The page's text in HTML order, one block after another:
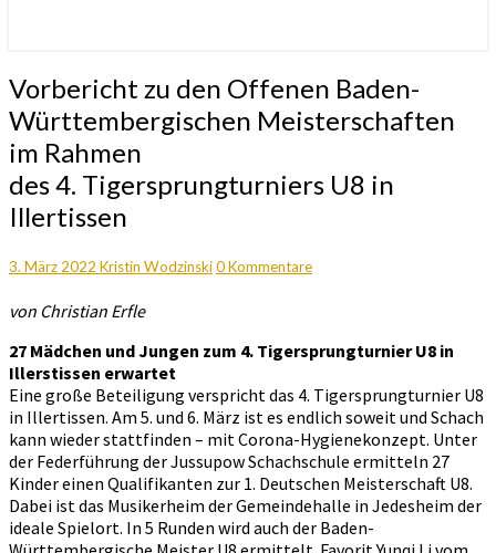
Vorbericht
zu
den
Offenen
Baden-
Württembergischen
Meisterschaften
Rahmen
des
4.
Tigersprungturniers
U8
in
Illertissen
Vorbericht zu den Offenen Baden-
Württembergischen Meisterschaften
im Rahmen
des 4. Tigersprungturniers U8 in
Illertissen
3. März 2022 Kristin WodzinskiKommentare
0 Kommentare
von Christian Erfle
27 Mädchen und Jungen zum 4. Tigersprungturnier U8 in
Illerstissen erwartet
Eine große Beteiligung verspricht das 4. Tigersprungturnier U8
in Illertissen. Am 5. und 6. März ist es endlich soweit und Schach
kann wieder stattfinden – mit Corona-Hygienekonzept. Unter
der Federführung der Jussupow Schachschule ermitteln 27
Kinder einen Qualifikanten zur 1. Deutschen Meisterschaft U8.
Dabei ist das Musikerheim der Gemeindehalle in Jedesheim der
ideale Spielort. In 5 Runden wird auch der Baden-